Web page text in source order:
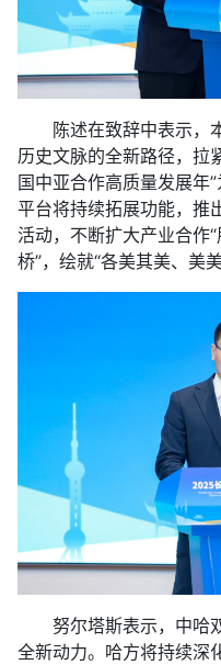
陈述在致辞中表示，本
历史文脉的全新路径，拉
国中亚合作高质量发展年
平台将持续拓展功能，推
活动，不断扩大产业合作
桥”，绘就“各美其美、美
努尔塔斯表示，中哈双
全新动力。哈方将持续深